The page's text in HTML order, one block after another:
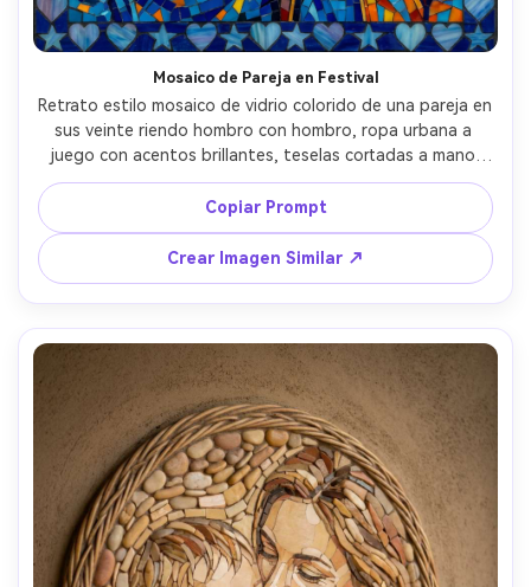
Mosaico de Pareja en Festival
Retrato estilo mosaico de vidrio colorido de una pareja en
sus veinte riendo hombro con hombro, ropa urbana a
juego con acentos brillantes, teselas cortadas a mano
captan la luz como confeti, fondo de gradiente vibrante
con racimos de baldosas tipo bokeh, borde de corazones
y estrellas, energía alegre y espontánea, reflejos de
baldosas muy detallados, composición vertical
compartible, lente de 85mm, profundidad de campo
reducida --ar 4:5
Copiar Prompt
Crear Imagen Similar ↗